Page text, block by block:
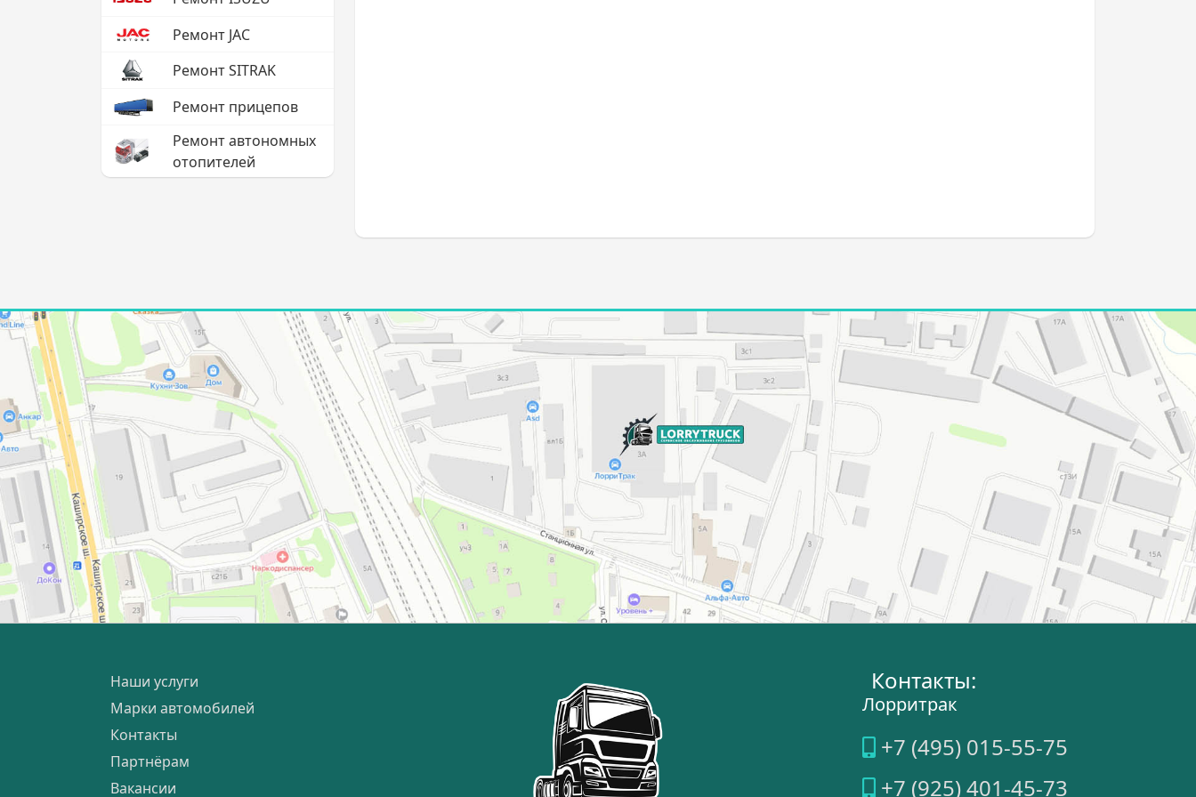
Ремонт JAC
Ремонт SITRAK
Ремонт прицепов
Ремонт автономных
отопителей
Наши услуги
Марки автомобилей
Контакты
Партнёрам
Вакансии
Контакты:
Лорритрак
+7 (495) 015-55-75
+7 (925) 401-45-73